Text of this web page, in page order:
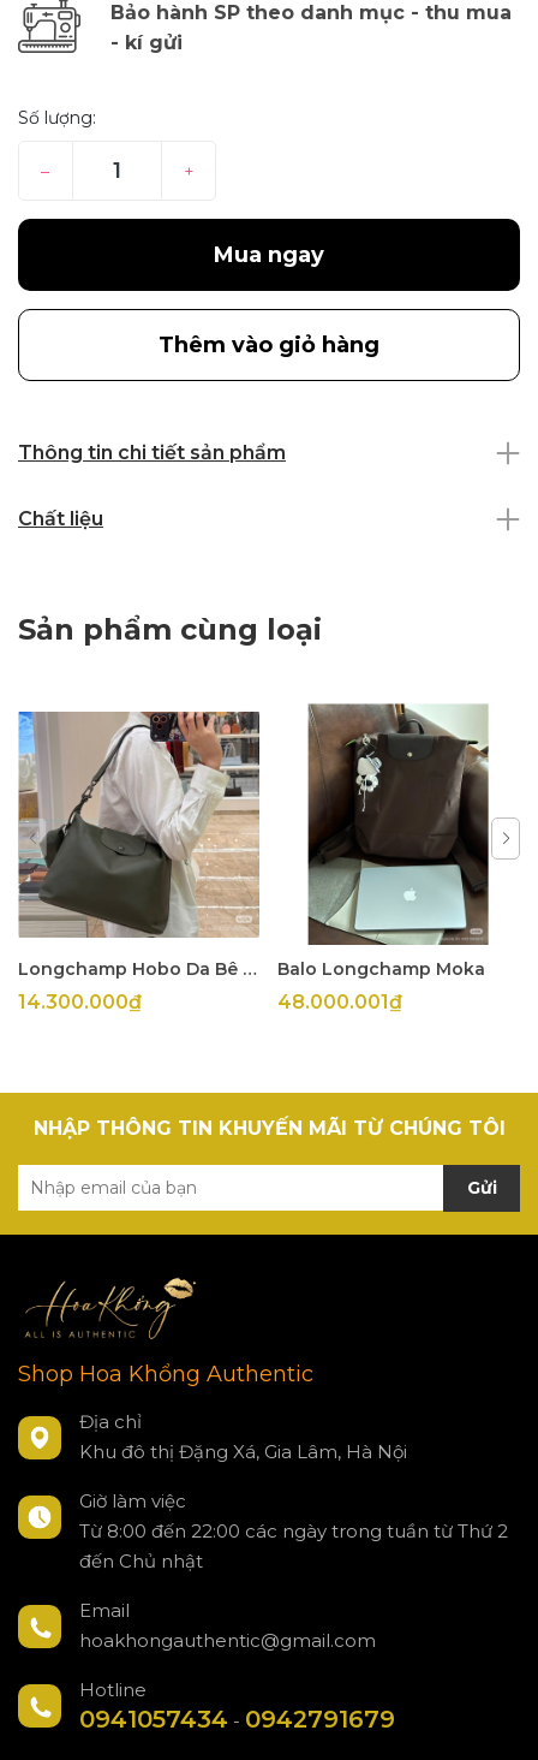
Bảo hành SP theo danh mục - thu mua
- kí gửi
Số lượng:
– +
Mua ngay
Thêm vào giỏ hàng
Thông tin chi tiết sản phẩm
Chất liệu
Sản phẩm cùng loại
Longchamp Hobo Da Bê Olive
14.300.000₫
Balo Longchamp Moka
48.000.001₫
NHẬP THÔNG TIN KHUYẾN MÃI TỪ CHÚNG TÔI
Gửi
Shop Hoa Khổng Authentic
Địa chỉ
Khu đô thị Đặng Xá, Gia Lâm, Hà Nội
Giờ làm việc
Từ 8:00 đến 22:00 các ngày trong tuần từ Thứ 2
đến Chủ nhật
Email
hoakhongauthentic@gmail.com
Hotline
0941057434 - 0942791679